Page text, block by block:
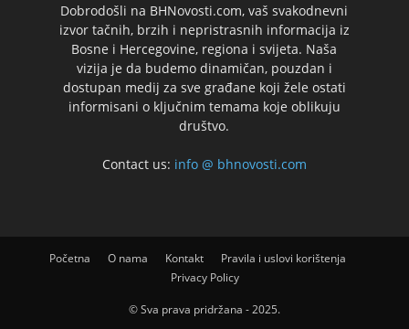
Dobrodošli na BHNovosti.com, vaš svakodnevni
izvor tačnih, brzih i nepristrasnih informacija iz
Bosne i Hercegovine, regiona i svijeta. Naša
vizija je da budemo dinamičan, pouzdan i
dostupan medij za sve građane koji žele ostati
informisani o ključnim temama koje oblikuju
društvo.
Contact us: info @ bhnovosti.com
Početna O nama Kontakt
Pravila i uslovi korištenja
Privacy Policy
© Sva prava pridržana - 2025.